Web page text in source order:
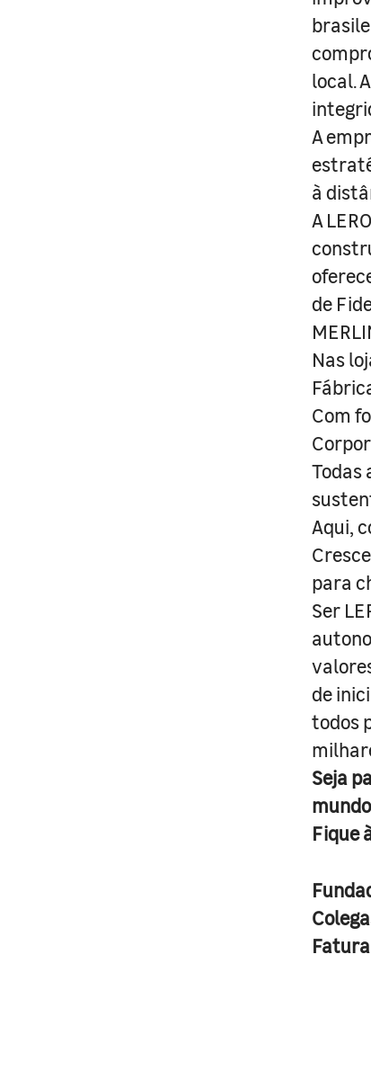
local.
A
à
A
de
Nas
Com
Todas
Aqui,
para
Ser
de
todos
Seja
Fique